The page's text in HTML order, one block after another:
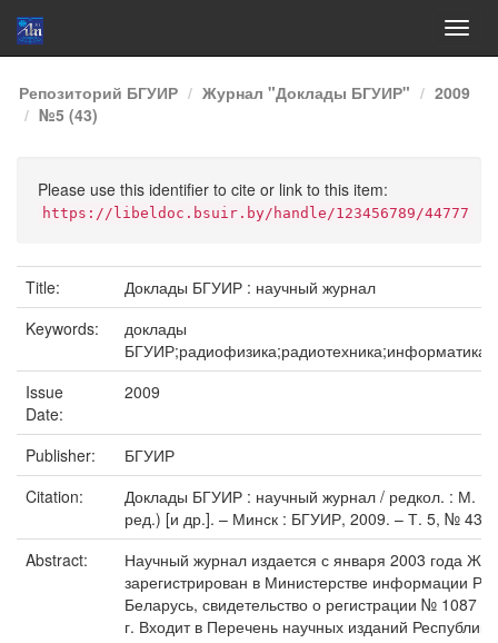
Skip
navigation
Репозиторий БГУИР Журнал "Доклады БГУИР"
2009
№5 (43)
Please use this identifier to cite or link to this item:
https://libeldoc.bsuir.by/handle/123456789/44777
Title:
Доклады БГУИР : научный журнал
Keywords:
доклады
Issue
Date:
2009
Publisher:
БГУИР
Citation:
Доклады БГУИР : научный журнал / редкол. : М. П.
ред.) [и др.]. – Минск : БГУИР, 2009. – Т. 5, № 43.
Abstract:
Научный журнал издается с января 2003 года
зарегистрирован в Министерстве информации
Беларусь, свидетельство о регистрации № 1087
г. Входит в Перечень научных изданий